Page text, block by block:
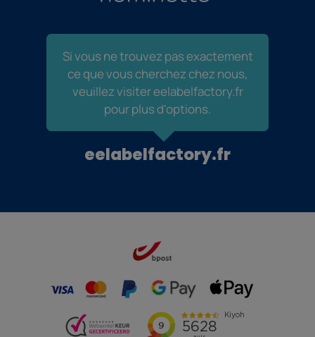
Si vous ne trouvez pas exactement
ce que vous cherchez chez nous,
veuillez visiter eelabelfactory.fr
pour plus d'options.
eelabelfactory.fr